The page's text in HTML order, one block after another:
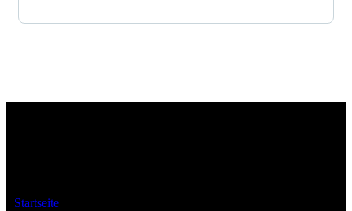
Startseite